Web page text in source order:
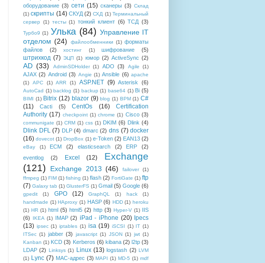
оборудование (3) сети (15) сканеры (3) Склад
(1) скрипты (14) СКУД (2) СХД (1) Терминальный
сервер
(1) тесты (1) тонкий клиент (6) ТСД (3)
Турбо9 (1) Улька (84) Управление IT
отделом (24) файлообменники (1) форматы
файлов
(2) хостинг (1) шифрование (5)
штрихкод (7) ЭЦП (1) юмор (2) ActiveSync (2)
AD (33) AdminSDHolder (1) ADO (3) Agile (1)
AJAX (2) Android (3) Angie (1) Ansible (6) apache
(1)
APC (1) ARR (1) ASP.NET (9) Asterisk (6)
AutoCad (1) backlog (1) backup (1) base64 (1) Bi (5)
BIMI (1) Bitrix (12) blazor (9) blog (1) BPM (1) C#
(11)
Cacti (5) CentOs (16)
Certification
Authority (17) checkpoint (1) chrome (1) Cisco (3)
communigate (1) CRM (1) css (1) DKIM (6) Dlink (4)
Dlink DFL (7) DLP (4) dmarc (2) dns (7) docker
(16) dovecot (1) DropBox (1) e-Token (2) EAN13 (2)
eBay (1) ECM (2) elasticsearch (2) ERP
(2)
eventlog
(2) Excel (12)
Exchange
(121)
Exchange 2013 (46) failover
(1)
ffmpeg (1) FIM (1) fishing (1) flash (2) FortiGate (1) ftp
(7) Galaxy tab (1) GlusterFS (1) Gmail (5) Google (6)
gpedit (1) GPO (12) GraphQL (1) hack
(1)
handmade (1) HAproxy (1) HASP (6) HDD (1) heroku
(1) HR (1) html (5) html5 (2) http (3) Hyper-V (1) IIS
(6)
IKEA (1) IMAP (2) iPad - iPhone (20) Ipecs
(13) ipsec (1) iptables (1) isa (19) iSCSI (1) IT (1)
ITSec (1) jabber (3) javascript (1) JSON (1) jwt (1)
Kanban (1) KCD (3) Kerberos (6) kibana (2) l2tp (3)
LDAP (2) Linksys (1) Linux (13) logstash (2) LVM
(1) Lync (7) MAC-адрес (3) MAPI (1) MD-5 (1) mdf